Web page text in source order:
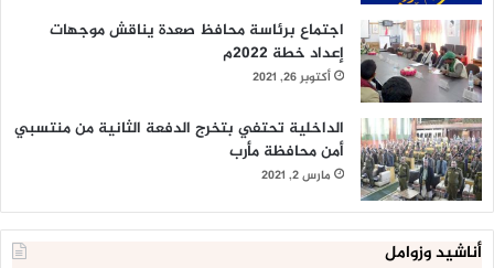
اجتماع برئاسة محافظ صعدة يناقش موجهات
إعداد خطة 2022م
أكتوبر 26, 2021
الداخلية تحتفي بتخرج الدفعة الثانية من منتسبي
أمن محافظة مأرب
مارس 2, 2021
أناشيد وزوامل